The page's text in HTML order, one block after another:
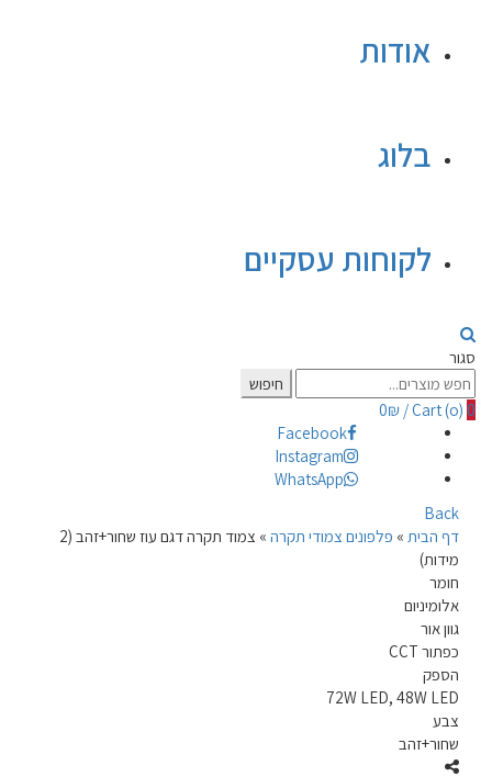
אודות
בלוג
לקוחות עסקיים
סגור
Search
for:
חיפוש
Cart (o) 0
/
0₪
Facebook
Instagram
WhatsApp
Back
דף הבית » פלפונים צמודי תקרה »
צמוד תקרה דגם עוז שחור+זהב (2
מידות)
חומר
אלומיניום
גוון אור
כפתור CCT
הספק
72W LED, 48W LED
צבע
שחור+זהב